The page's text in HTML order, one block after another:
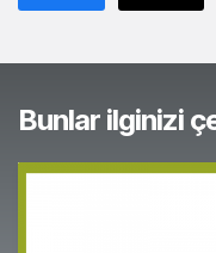
Bunlar ilginizi